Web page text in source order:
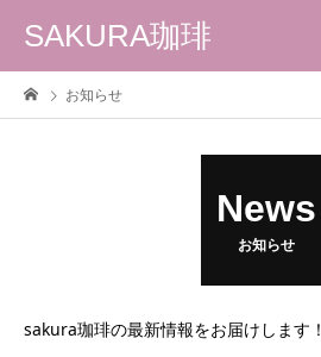
SAKURA珈琲
お知らせ
News
お知らせ
sakura珈琲の最新情報をお届けします！